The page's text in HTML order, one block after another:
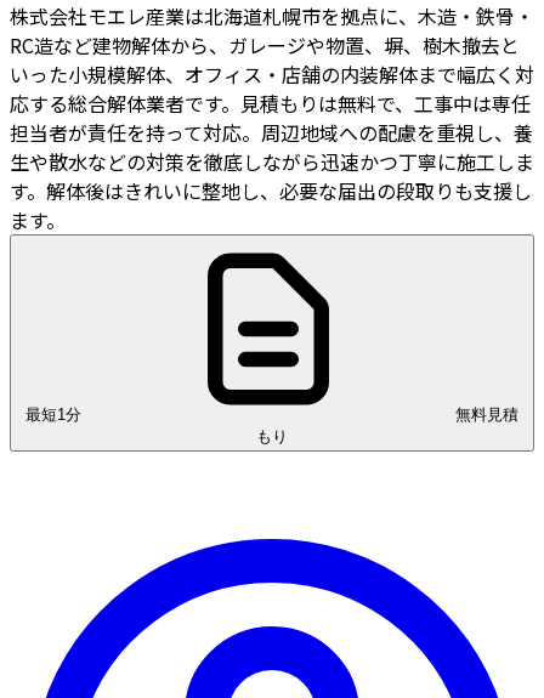
株式会社モエレ産業は北海道札幌市を拠点に、木造・鉄骨・
RC造など建物解体から、ガレージや物置、塀、樹木撤去と
いった小規模解体、オフィス・店舗の内装解体まで幅広く対
応する総合解体業者です。見積もりは無料で、工事中は専任
担当者が責任を持って対応。周辺地域への配慮を重視し、養
生や散水などの対策を徹底しながら迅速かつ丁寧に施工しま
す。解体後はきれいに整地し、必要な届出の段取りも支援し
ます。
最短1分
もり